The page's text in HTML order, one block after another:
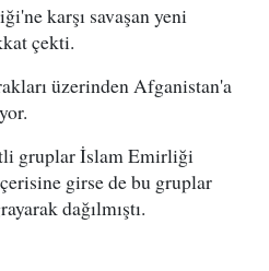
karşı savaşan yeni
çekti.
üzerinden Afganistan'a
gruplar İslam Emirliği
girse de bu gruplar
dağılmıştı.